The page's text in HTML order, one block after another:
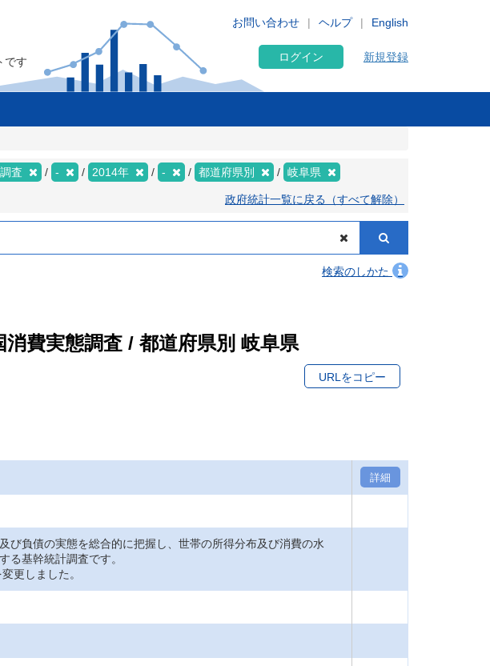
English
お問い合わせ ヘルプ
です ログイン 新規登録
査 - 2014年 - 都道府県別 岐阜県
政府統計一覧に戻る（すべて解除）
検索のしかた
費実態調査 / 都道府県別 岐阜県
URLをコピー
詳細
負債の実態を総合的に把握し、世帯の所得分布及び消費の水
る基幹統計調査です。
更しました。